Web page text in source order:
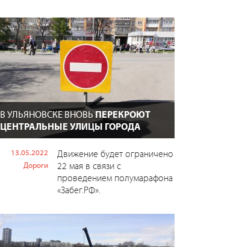
В УЛЬЯНОВСКЕ ВНОВЬПЕРЕКРОЮТ
ЦЕНТРАЛЬНЫЕ УЛИЦЫ ГОРОДА
13.05.2022
Дороги
Движение будет ограничено
22 мая в связи с
проведением полумарафона
«Забег.РФ».